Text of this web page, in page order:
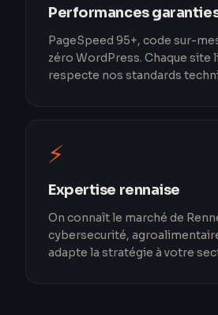
Performances
PageSpeed 95+, code sur-
zéro WordPress. Chaque site
respecte nos standards
⚡
Expertise rennaise
On connaît le marché de
cybersecurité,
adapte la stratégie à votre